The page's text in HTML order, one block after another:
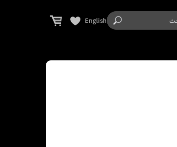
English